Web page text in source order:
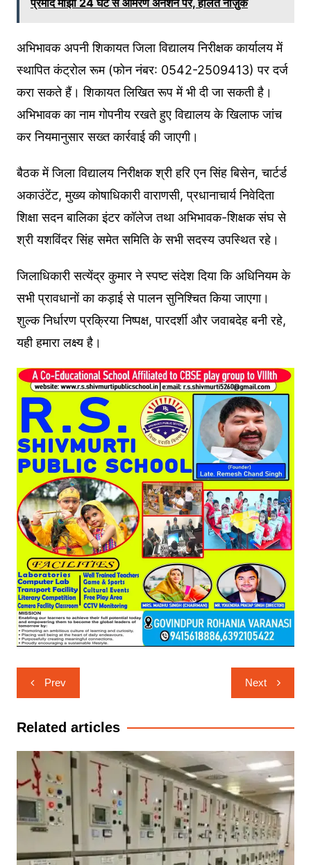
अभिभावक अपनी शिकायत जिला विद्यालय निरीक्षक कार्यालय में
स्थापित कंट्रोल रूम (फोन नंबर: 0542-2509413) पर दर्ज
करा सकते हैं। शिकायत लिखित रूप में भी दी जा सकती है।
अभिभावक का नाम गोपनीय रखते हुए विद्यालय के खिलाफ जांच
कर नियमानुसार सख्त कार्रवाई की जाएगी।
बैठक में जिला विद्यालय निरीक्षक श्री हरि एन सिंह बिसेन, चार्टर्ड
अकाउंटेंट, मुख्य कोषाधिकारी वाराणसी, प्रधानाचार्य निवेदिता
शिक्षा सदन बालिका इंटर कॉलेज तथा अभिभावक-शिक्षक संघ से
श्री यशविंदर सिंह समेत समिति के सभी सदस्य उपस्थित रहे।
जिलाधिकारी सत्येंद्र कुमार ने स्पष्ट संदेश दिया कि अधिनियम के
सभी प्रावधानों का कड़ाई से पालन सुनिश्चित किया जाएगा।
शुल्क निर्धारण प्रक्रिया निष्पक्ष, पारदर्शी और जवाबदेह बनी रहे,
यही हमारा लक्ष्य है।
Post
navigation
Prev Next
Related articles